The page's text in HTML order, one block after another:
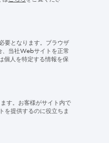
要となります。ブラウザ
、当社Webサイトを正常
個人を特定する情報を保
す。お客様がサイト内で
を提供するのに役立ちま